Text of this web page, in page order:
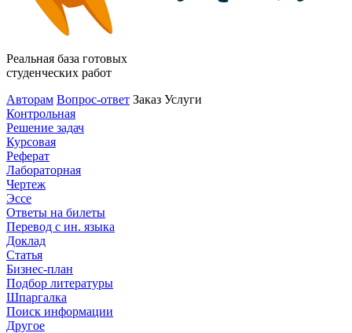
Реальная база готовых
студенческих работ
Авторам Вопрос-ответ Заказ Услуги
Контрольная
Решение задач
Курсовая
Реферат
Лабораторная
Чертеж
Эссе
Ответы на билеты
Перевод с ин. языка
Доклад
Статья
Бизнес-план
Подбор литературы
Шпаргалка
Поиск информации
Другое